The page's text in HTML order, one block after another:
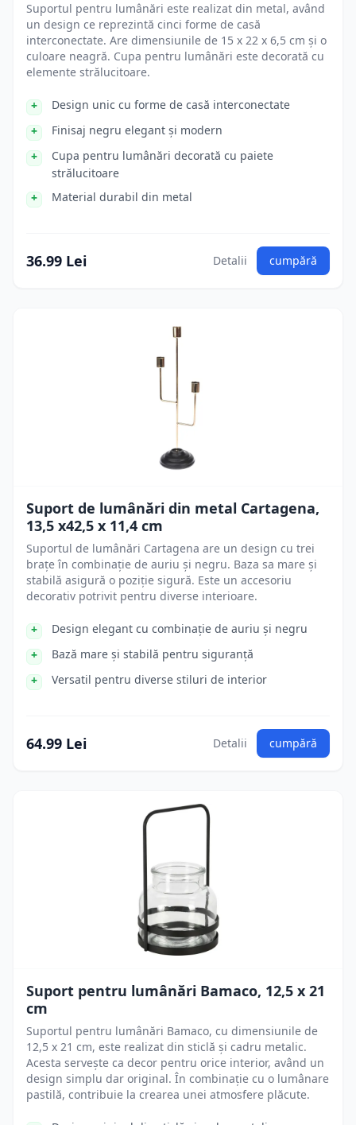
Suportul pentru lumânări este realizat din metal, având
un design ce reprezintă cinci forme de casă
interconectate. Are dimensiunile de 15 x 22 x 6,5 cm și o
culoare neagră. Cupa pentru lumânări este decorată cu
elemente strălucitoare.
Design unic cu forme de casă interconectate
Finisaj negru elegant și modern
Cupa pentru lumânări decorată cu paiete
strălucitoare
Material durabil din metal
36.99 Lei Detalii cumpără
Suport de lumânări din metal Cartagena,
13,5 x42,5 x 11,4 cm
Suportul de lumânări Cartagena are un design cu trei
brațe în combinație de auriu și negru. Baza sa mare și
stabilă asigură o poziție sigură. Este un accesoriu
decorativ potrivit pentru diverse interioare.
Design elegant cu combinație de auriu și negru
Bază mare și stabilă pentru siguranță
Versatil pentru diverse stiluri de interior
64.99 Lei Detalii cumpără
Suport pentru lumânări Bamaco, 12,5 x 21
cm
Suportul pentru lumânări Bamaco, cu dimensiunile de
12,5 x 21 cm, este realizat din sticlă și cadru metalic.
Acesta servește ca decor pentru orice interior, având un
design simplu dar original. În combinație cu o lumânare
pastilă, contribuie la crearea unei atmosfere plăcute.